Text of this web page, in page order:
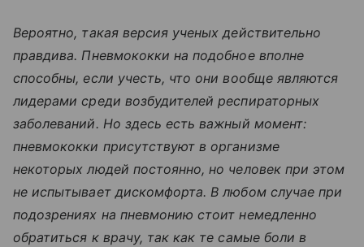
Вероятно, такая версия ученых действительно
правдива. Пневмококки на подобное вполне
способны, если учесть, что они вообще являются
лидерами среди возбудителей респираторных
заболеваний. Но здесь есть важный момент:
пневмококки присутствуют в организме
некоторых людей постоянно, но человек при этом
не испытывает дискомфорта. В любом случае при
подозрениях на пневмонию стоит немедленно
обратиться к врачу, так как те самые боли в